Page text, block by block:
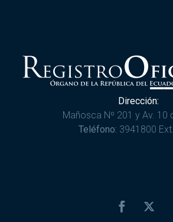
Dirección:
Mañosca Nº 201 y Av. 10
Teléfono: 3941800